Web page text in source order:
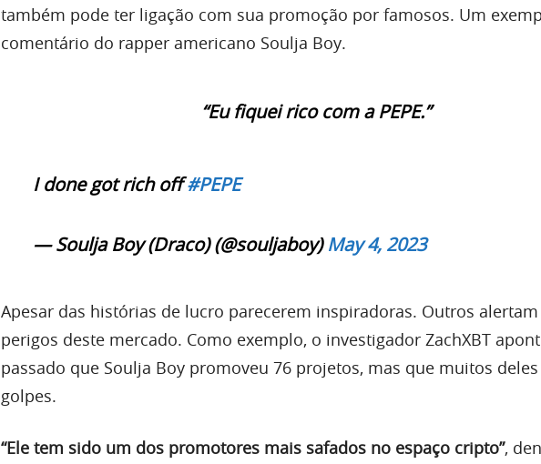
também pode ter ligação com sua promoção por famosos. Um
comentário do rapper americano Soulja Boy.
“Eu fiquei rico com a PEPE.”
I done got rich off#PEPE
— Soulja Boy (Draco) (@souljaboy)May 4, 2023
Apesar das histórias de lucro parecerem inspiradoras. Outros
perigos deste mercado. Como exemplo, o investigador ZachXBT
passado que Soulja Boy promoveu 76 projetos, mas que muitos
golpes.
“Ele tem sido um dos promotores mais safados no espaço cripto”,